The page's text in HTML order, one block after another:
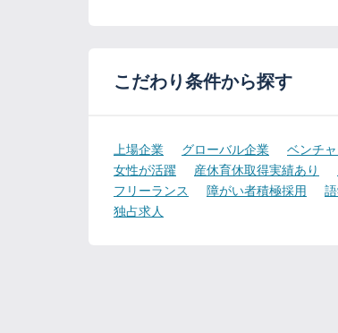
こだわり条件から探す
上場企業 グローバル企業 ベンチ
女性が活躍
産休育休取得実績あり
フリーランス
障がい者積極採用
独占求人